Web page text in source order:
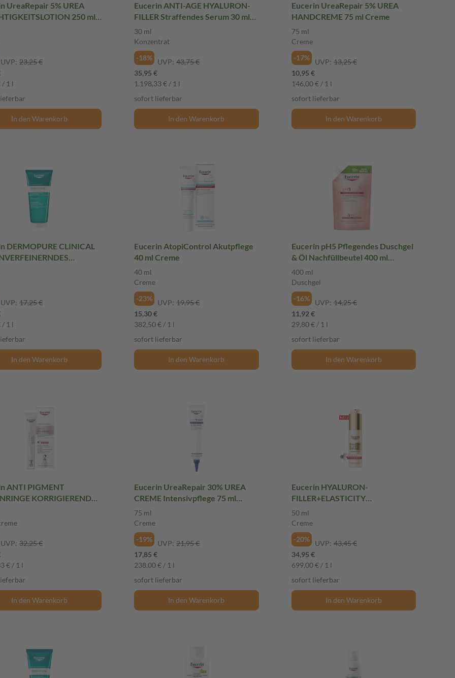
UreaRepair 5% UREA
250 ml
UVP: 23,25 €
/ 1 l
In den Warenkorb
Eucerin ANTI-AGE HYALURON-
FILLER Straffendes Serum 30 ml
Konzentrat
30 ml
Konzentrat
-18%
UVP: 43,75 €
35,95 €
1.198,33 € / 1 l
sofort lieferbar
In den Warenkorb
Eucerin UreaRepair 5% UREA
HANDCREME 75 ml Creme
75 ml
Creme
-17%
UVP: 13,25 €
10,95 €
146,00 € / 1 l
sofort lieferbar
In den Warenkorb
DERMOPURE CLINICAL
200 ml Gel
UVP: 17,25 €
/ 1 l
In den Warenkorb
Eucerin AtopiControl Akutpflege
40 ml Creme
40 ml
Creme
-23%
UVP: 19,95 €
15,30 €
382,50 € / 1 l
sofort lieferbar
In den Warenkorb
Eucerin pH5 Pflegendes Duschgel
& Öl Nachfüllbeutel 400 ml
Duschgel
400 ml
Duschgel
-16%
UVP: 14,25 €
11,92 €
29,80 € / 1 l
sofort lieferbar
In den Warenkorb
ANTI PIGMENT
KORRIGIERENDE
15 ml
UVP: 32,25 €
€ / 1 l
In den Warenkorb
Eucerin UreaRepair 30% UREA
CREME Intensivpflege 75 ml
Creme
75 ml
Creme
-19%
UVP: 21,95 €
17,85 €
238,00 € / 1 l
sofort lieferbar
In den Warenkorb
Eucerin HYALURON-
FILLER+ELASTICITY
ULTRALEICHT TAG LSF 50 50 ml
Creme
50 ml
Creme
-20%
UVP: 43,45 €
34,95 €
699,00 € / 1 l
sofort lieferbar
In den Warenkorb